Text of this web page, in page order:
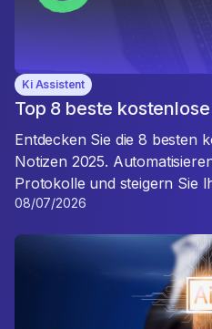
Ki Assistent
Top 8 beste
Entdecken Sie die 8 besten
Notizen 2025.
Protokolle und steigern Sie
08/07/2026